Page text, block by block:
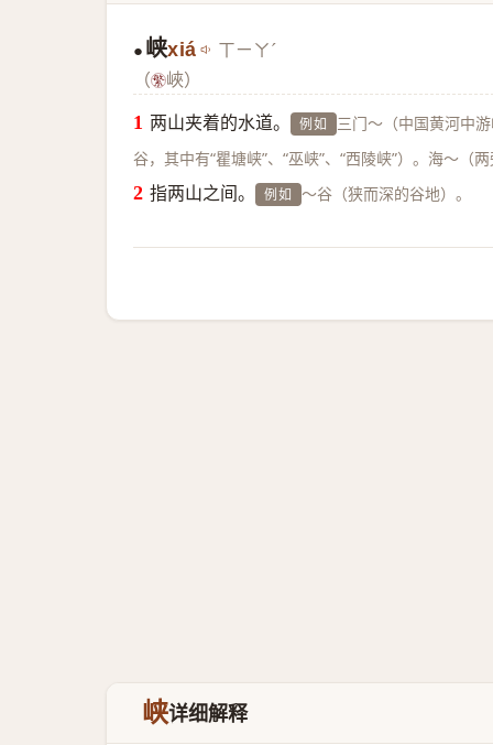
● 峡xiá ㄒㄧㄚˊ
（
峽）
两山夹着的水道。 例如 三门～（中国黄河中
谷，其中有“瞿塘峡”、“巫峡”、“西陵峡”）。海～（
指两山之间。 例如 ～谷（狭而深的谷地）。
峡详细解释